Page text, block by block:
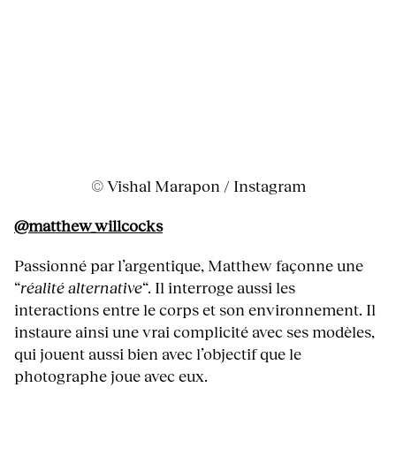
© Vishal Marapon / Instagram
@matthew_willcocks
Passionné par l’argentique, Matthew façonne une
“réalité alternative“. Il interroge aussi les
interactions entre le corps et son environnement. Il
instaure ainsi une vrai complicité avec ses modèles,
qui jouent aussi bien avec l’objectif que le
photographe joue avec eux.